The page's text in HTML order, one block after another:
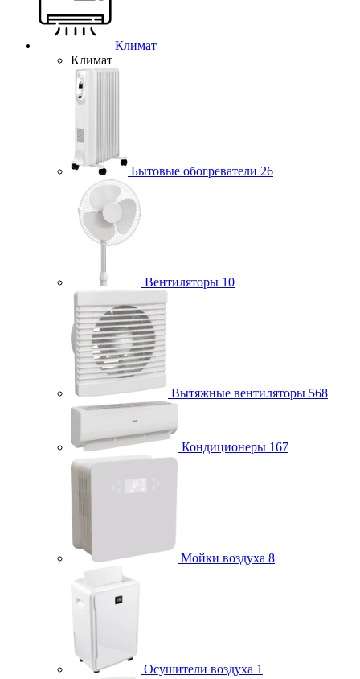
Климат
Климат
Бытовые обогреватели 26
Вентиляторы 10
Вытяжные вентиляторы 568
Кондиционеры 167
Мойки воздуха 8
Осушители воздуха 1